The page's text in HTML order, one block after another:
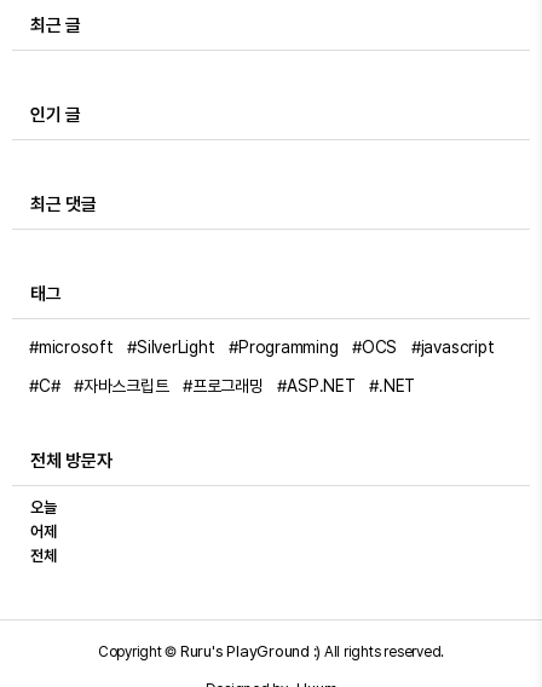
최근 글
인기 글
최근 댓글
태그
#microsoft #SilverLight #Programming #OCS
#javascript
#C#
#자바스크립트 #프로그래밍 #ASP.NET #.NET
전체 방문자
오늘
어제
전체
Copyright © Ruru's PlayGround :) All rights reserved.